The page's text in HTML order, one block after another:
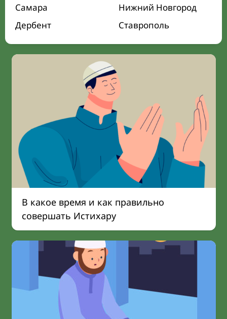
Самара
Нижний Новгород
Дербент
Ставрополь
В какое время и как правильно
совершать Истихару